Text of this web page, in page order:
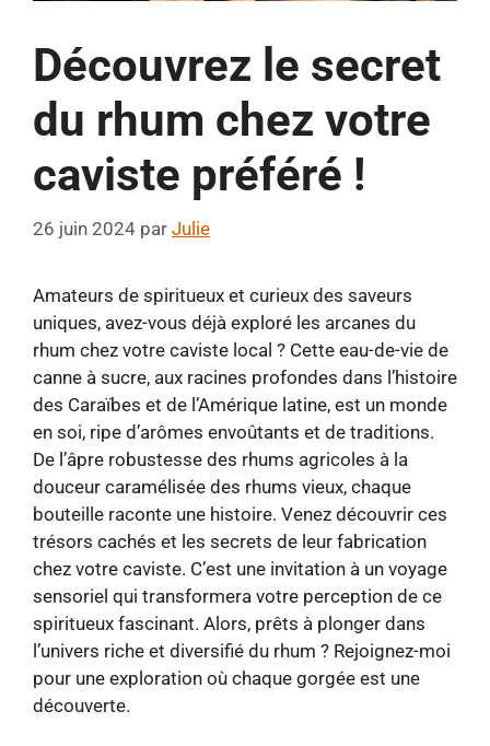
Découvrez le secret
du rhum chez votre
caviste préféré !
26 juin 2024 par Julie
Amateurs de spiritueux et curieux des saveurs
uniques, avez-vous déjà exploré les arcanes du
rhum chez votre caviste local ? Cette eau-de-vie de
canne à sucre, aux racines profondes dans l’histoire
des Caraïbes et de l’Amérique latine, est un monde
en soi, ripe d’arômes envoûtants et de traditions.
De l’âpre robustesse des rhums agricoles à la
douceur caramélisée des rhums vieux, chaque
bouteille raconte une histoire. Venez découvrir ces
trésors cachés et les secrets de leur fabrication
chez votre caviste. C’est une invitation à un voyage
sensoriel qui transformera votre perception de ce
spiritueux fascinant. Alors, prêts à plonger dans
l’univers riche et diversifié du rhum ? Rejoignez-moi
pour une exploration où chaque gorgée est une
découverte.